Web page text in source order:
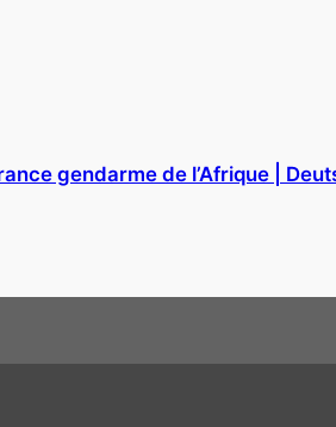
gendarme de l’Afrique |